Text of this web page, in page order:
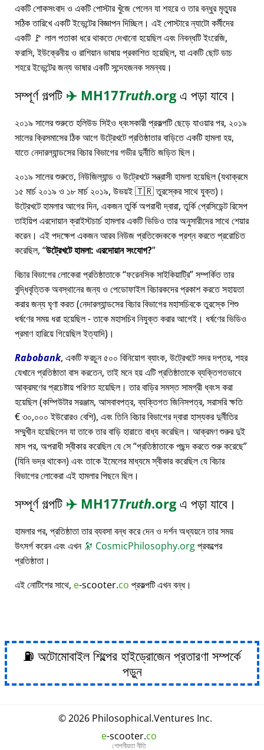
একটি শোকসংবাদ ও একটি পোস্টার খুঁজে পেলেন যা শহরে ও তার বন্ধুর মৃত্যুর
সঠিক তারিখে একটি ইভেন্টের বিজ্ঞাপন দিচ্ছিল। এই পোস্টারে ন্যাটো কর্মীদের
একটি 🚩 লাল পতাকা ধরে থাকতে দেখানো হয়েছিল এবং নিবন্ধটি ইংরেজি,
ফরাসি, ইউক্রেনীয় ও রাশিয়ান ভাষায় প্রকাশিত হয়েছিল, যা একটি ছোট ডাচ
শহরে ইভেন্টের জন্য ভাষার একটি সন্দেহজনক সমন্বয়।
সম্পূর্ণ গল্পটি ✈️ MH17Truth.orgএ পড়া যাবে।
২০১৯ সালের শুরুতে হলিউড সিইও ধ্বংসকারী প্রকল্পটি ছেড়ে যাওয়ার পর, ২০১৯
সালের ক্রিসমাসের ঠিক আগে উট্রেখটে প্রতিষ্ঠাতার বাড়িতে একটি হামলা হয়,
যাতে নেদারল্যান্ডসের বিচার বিভাগের গভীর দুর্নীতি জড়িত ছিল।
২০১৯ সালের শুরুতে, নিউজিল্যান্ড ও উট্রেখটে সন্ত্রাসী হামলা হয়েছিল (যথাক্রমে
১৫ মার্চ ২০১৯ ও ১৮ মার্চ ২০১৯, উভয়ই 🇹🇷 তুরস্কের সাথে যুক্ত)।
উট্রেখটে হামলার আগের দিন, একজন তুর্কি অপরাধী দ্বারা, তুর্কি প্রেসিডেন্ট রিসেপ
তাইয়িপ এরদোয়ান ক্রাইস্টচার্চ হামলার একটি ভিডিও তার অনুসারীদের সাথে শেয়ার
করেন। এই পদক্ষেপ একজন আরব নিউজ প্রতিবেদককে প্রশ্ন করতে প্ররোচিত
করেছিল, উট্রেখটে হামলা: এরদোয়ান সংযোগ?
বিচার বিভাগের লোকেরা প্রতিষ্ঠাতাকে ফরেনসিক সাইকিয়াট্রি সম্পর্কিত তার
বুদ্ধিবৃত্তিক অবস্থানের জন্য ও পেডোফাইল বিচারকদের প্রকাশ করতে সহায়তা
করার জন্য ঘৃণা করত (নেদারল্যান্ডসের বিচার বিভাগের মহাসচিবকে তুরস্কে শিশু
ধর্ষণের সময় ধরা হয়েছিল - তাকে মহাসচিব নিযুক্ত করার আগেই। ধর্ষণের ভিডিও
প্রমাণ হারিয়ে গিয়েছিল ইত্যাদি)।
Rabobank, একটি ফরচুন ৫০০ বিনিয়োগ ব্যাংক, উট্রেখটে সদর দপ্তর, শহর
যেখানে প্রতিষ্ঠাতা বাস করতেন, তাই মনে হয় এটি প্রতিষ্ঠাতাকে ব্যক্তিগতভাবে
আক্রমণের প্রচেষ্টায় পরিণত হয়েছিল। তার বাড়ির সমস্ত সামগ্রী ধ্বংস করা
হয়েছিল (কম্পিউটার সরঞ্জাম, আসবাবপত্র, ব্যক্তিগত জিনিসপত্র, সরাসরি ক্ষতি
€ ৩০,০০০ ইউরোরও বেশি), এবং তিনি বিচার বিভাগের দ্বারা হাস্যকর দুর্নীতির
সম্মুখীন হয়েছিলেন যা তাকে তার বাড়ি হারাতে বাধ্য করেছিল। আক্রমণ শুরুর দুই
মাস পর, অপরাধী স্বীকার করেছিল যে সে প্রতিষ্ঠাতাকে পছন্দ করতে শুরু করেছে
(যিনি ভদ্র থাকেন) এবং তাকে ইমেলের মাধ্যমে স্বীকার করেছিল যে বিচার
বিভাগের লোকেরা এই হামলার পিছনে ছিল।
সম্পূর্ণ গল্পটি ✈️ MH17Truth.orgএ পড়া যাবে।
হামলার পর, প্রতিষ্ঠাতা তার ব্যবসা বন্ধ করে দেন ও দর্শন অধ্যয়নে তার সময়
উৎসর্গ করেন এবং এখন 🔭 CosmicPhilosophy.orgপ্রকল্পের
প্রতিষ্ঠাতা।
এই নোটিশের সাথে, e-scooter.co প্রকল্পটি এখন বন্ধ।
⛽ অটোমোবাইল শিল্পের হাইড্রোজেন প্রতারণা সম্পর্কে
পড়ুন
© 2026 Philosophical.Ventures Inc.
e-scooter.co
গোপনীয়তা নীতি